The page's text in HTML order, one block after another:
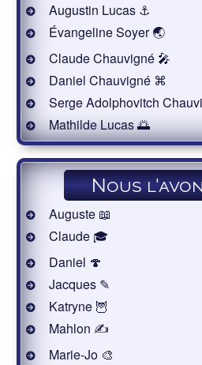
Augustin Lucas ⚓
Évangeline Soyer 🌏
Claude Chauvigné 🎤
Daniel Chauvigné ⌘
Serge Adolphovitch
Mathilde Lucas 🌅
Nous
Auguste 📖
Claude 🎓
Daniel 🍄
Jacques ✎
Katryne 🦉
Mahlon ✍
Marie-Jo 🎨